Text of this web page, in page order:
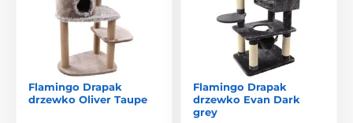
Flamingo Drapak
drzewko Oliver Taupe
Flamingo Drapak
drzewko Evan Dark
grey